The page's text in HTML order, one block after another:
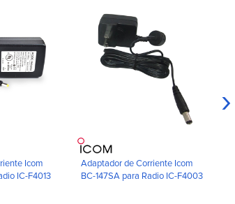
Icom
IC-F4013
Adaptador de Corriente Icom
BC-147SA para Radio IC-F4003
›